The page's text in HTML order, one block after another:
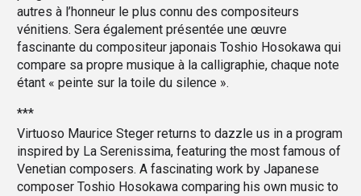
autres à l’honneur le plus connu des compositeurs
vénitiens. Sera également présentée une œuvre
fascinante du compositeur japonais Toshio Hosokawa qui
compare sa propre musique à la calligraphie, chaque note
étant « peinte sur la toile du silence ».
***
Virtuoso Maurice Steger returns to dazzle us in a program
inspired by La Serenissima, featuring the most famous of
Venetian composers. A fascinating work by Japanese
composer Toshio Hosokawa comparing his own music to